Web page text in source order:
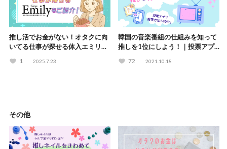
推し活でお金がない！オタクに向
いてる仕事が探せる体入エミリー
1 2025.7.23
韓国の音楽番組の仕組みを知って
推しを1位にしよう！｜投票アプ
72 2021.10.18
その他